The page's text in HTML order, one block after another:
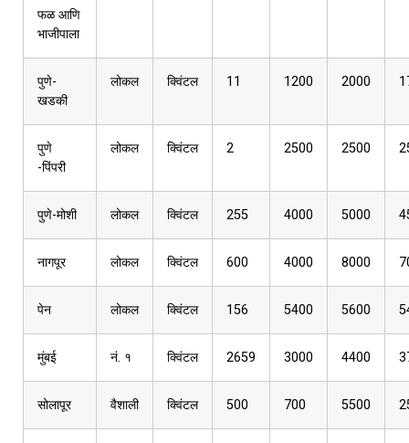
फळ आणि
भाजीपाला
पुणे-
खडकी
लोकल क्विंटल 11 1200 2000
पुणे
-पिंपरी
लोकल क्विंटल 2 2500 2500
पुणे-मोशी लोकल क्विंटल 255 4000 5000
नागपूर लोकल क्विंटल 600 4000 8000
पेन लोकल क्विंटल 156 5400 5600
मुंबई नं. १ क्विंटल 2659 3000 4400
सोलापूर वैशाली क्विंटल 500 700 5500